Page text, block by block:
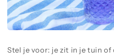
Stel je voor: je zit in je tuin of